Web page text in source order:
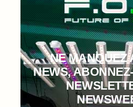
NE MANQUEZ
NEWS,